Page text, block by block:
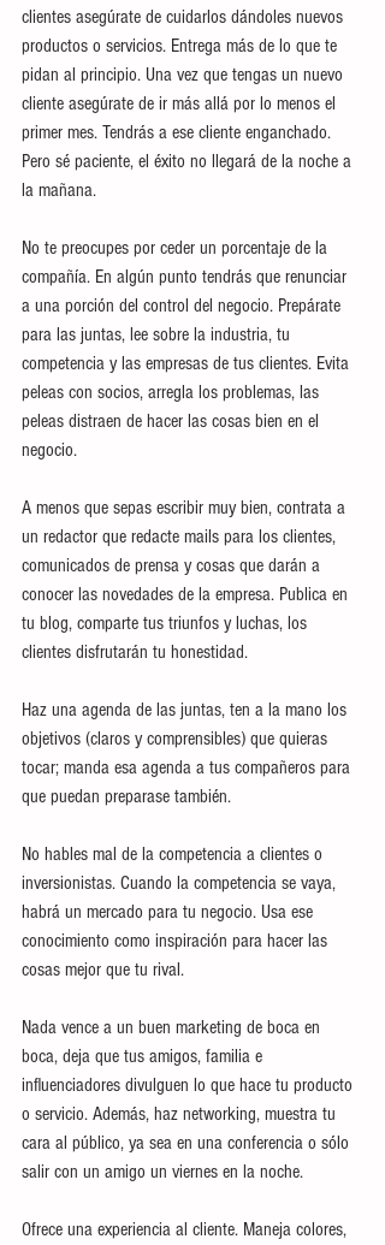
clientes asegúrate de cuidarlos dándoles nuevos
productos o servicios. Entrega más de lo que te
pidan al principio. Una vez que tengas un nuevo
cliente asegúrate de ir más allá por lo menos el
primer mes. Tendrás a ese cliente enganchado.
Pero sé paciente, el éxito no llegará de la noche a
la mañana.
No te preocupes por ceder un porcentaje de la
compañía. En algún punto tendrás que renunciar
a una porción del control del negocio. Prepárate
para las juntas, lee sobre la industria, tu
competencia y las empresas de tus clientes. Evita
peleas con socios, arregla los problemas, las
peleas distraen de hacer las cosas bien en el
negocio.
A menos que sepas escribir muy bien, contrata a
un redactor que redacte mails para los clientes,
comunicados de prensa y cosas que darán a
conocer las novedades de la empresa. Publica en
tu blog, comparte tus triunfos y luchas, los
clientes disfrutarán tu honestidad.
Haz una agenda de las juntas, ten a la mano los
objetivos (claros y comprensibles) que quieras
tocar; manda esa agenda a tus compañeros para
que puedan preparase también.
No hables mal de la competencia a clientes o
inversionistas. Cuando la competencia se vaya,
habrá un mercado para tu negocio. Usa ese
conocimiento como inspiración para hacer las
cosas mejor que tu rival.
Nada vence a un buen marketing de boca en
boca, deja que tus amigos, familia e
influenciadores divulguen lo que hace tu producto
o servicio. Además, haz networking, muestra tu
cara al público, ya sea en una conferencia o sólo
salir con un amigo un viernes en la noche.
Ofrece una experiencia al cliente. Maneja colores,